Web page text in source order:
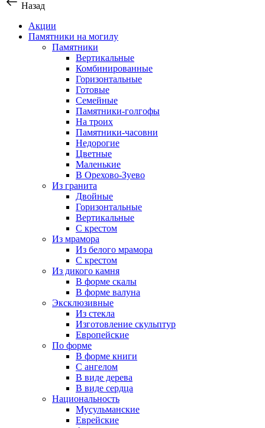
Назад
Акции
Памятники на могилу
Памятники
Вертикальные
Комбинированные
Горизонтальные
Готовые
Семейные
Памятники-голгофы
На троих
Памятники-часовни
Недорогие
Цветные
Маленькие
В Орехово-Зуево
Из гранита
Двойные
Горизонтальные
Вертикальные
С крестом
Из мрамора
Из белого мрамора
С крестом
Из дикого камня
В форме скалы
В форме валуна
Эксклюзивные
Из стекла
Изготовление скульптур
Европейские
По форме
В форме книги
С ангелом
В виде дерева
В виде сердца
Национальность
Мусульманские
Еврейские